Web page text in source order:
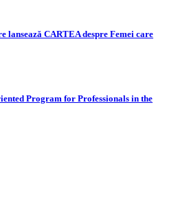
CARTEA despre Femei care
Program for Professionals in the